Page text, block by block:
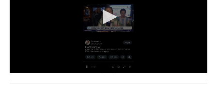
s